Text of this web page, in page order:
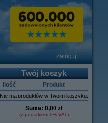
Zaloguj
Twój koszyk
Ilość Produkt
Nie ma produktów w Twoim koszyku.
Suma: 0,00 zł
(z podatkiem 0% VAT)